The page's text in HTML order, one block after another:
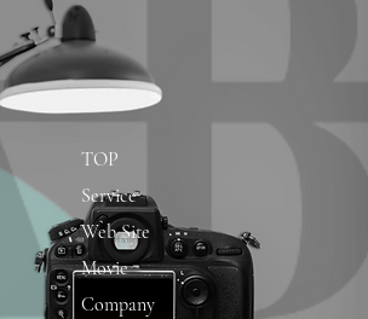
TOP
Service
Web Site
Movie
Company